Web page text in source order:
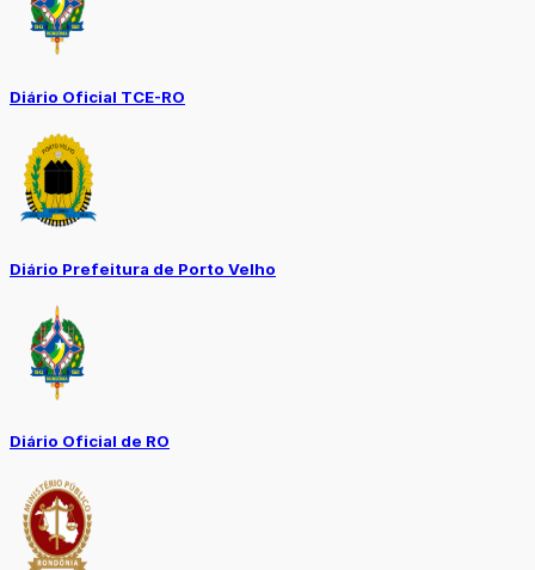
Diário Oficial TCE-RO
Diário Prefeitura de Porto Velho
Diário Oficial de RO